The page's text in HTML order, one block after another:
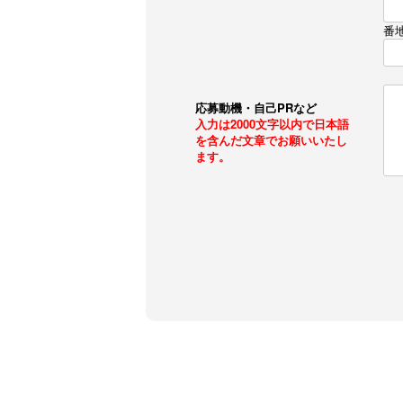
番
応募動機・自己PRなど
入力は2000文字以内で日本語
を含んだ文章でお願いいたし
ます。